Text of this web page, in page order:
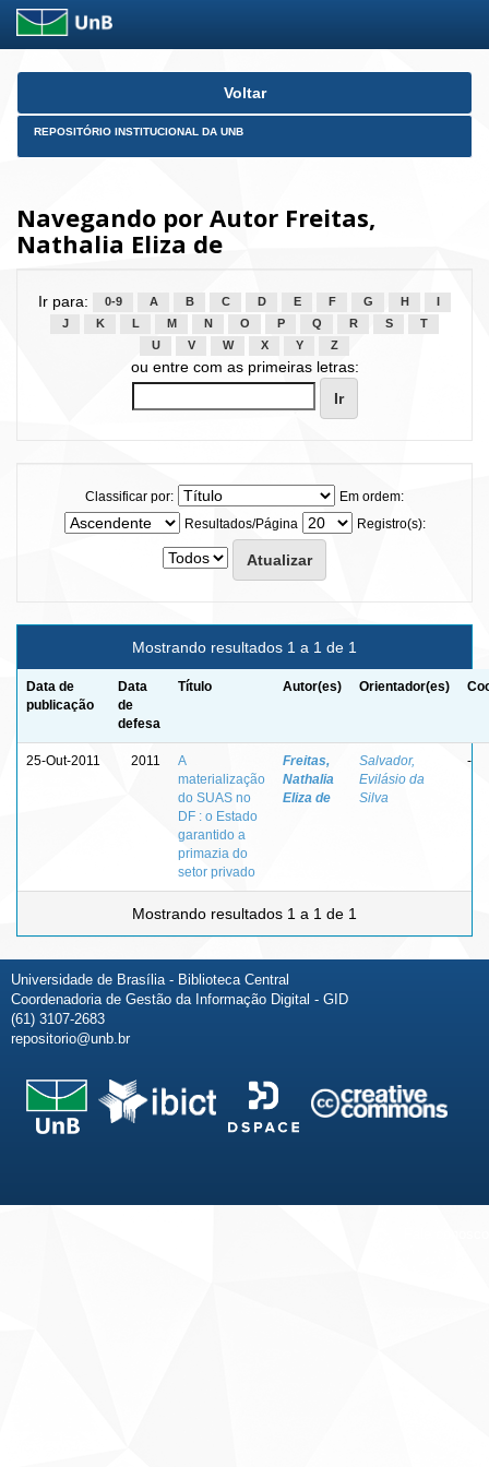
Skip
Voltar
REPOSITÓRIO INSTITUCIONAL DA UNB
Navegando por Autor Freitas,
Nathalia Eliza de
Ir para: 0-9 A B C D E F G H
J
K L M N O P Q R S
T
U
V W X Y Z
ou entre com as primeiras letras:
Classificar por:
Em ordem:
Resultados/Página
Registro(s):
Mostrando resultados 1 a 1 de 1
Data de
publicação
Data
de
defesa
Título Autor(es) Orientador(es)
25-Out-2011 2011
A
materialização
do SUAS no
DF : o Estado
garantido a
primazia do
setor privado
Freitas,
Nathalia
Eliza de
Salvador,
Evilásio da
Silva
-
Mostrando resultados 1 a 1 de 1
Universidade de Brasília - Biblioteca Central
Coordenadoria de Gestão da Informação Digital - GID
(61) 3107-2683
repositorio@unb.br